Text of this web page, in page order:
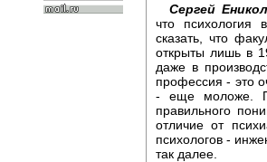
Сергей
что психология
сказать, что
открыты лишь в
даже в
профессия - это
- еще моложе.
правильного
отличие от
психологов -
так далее.